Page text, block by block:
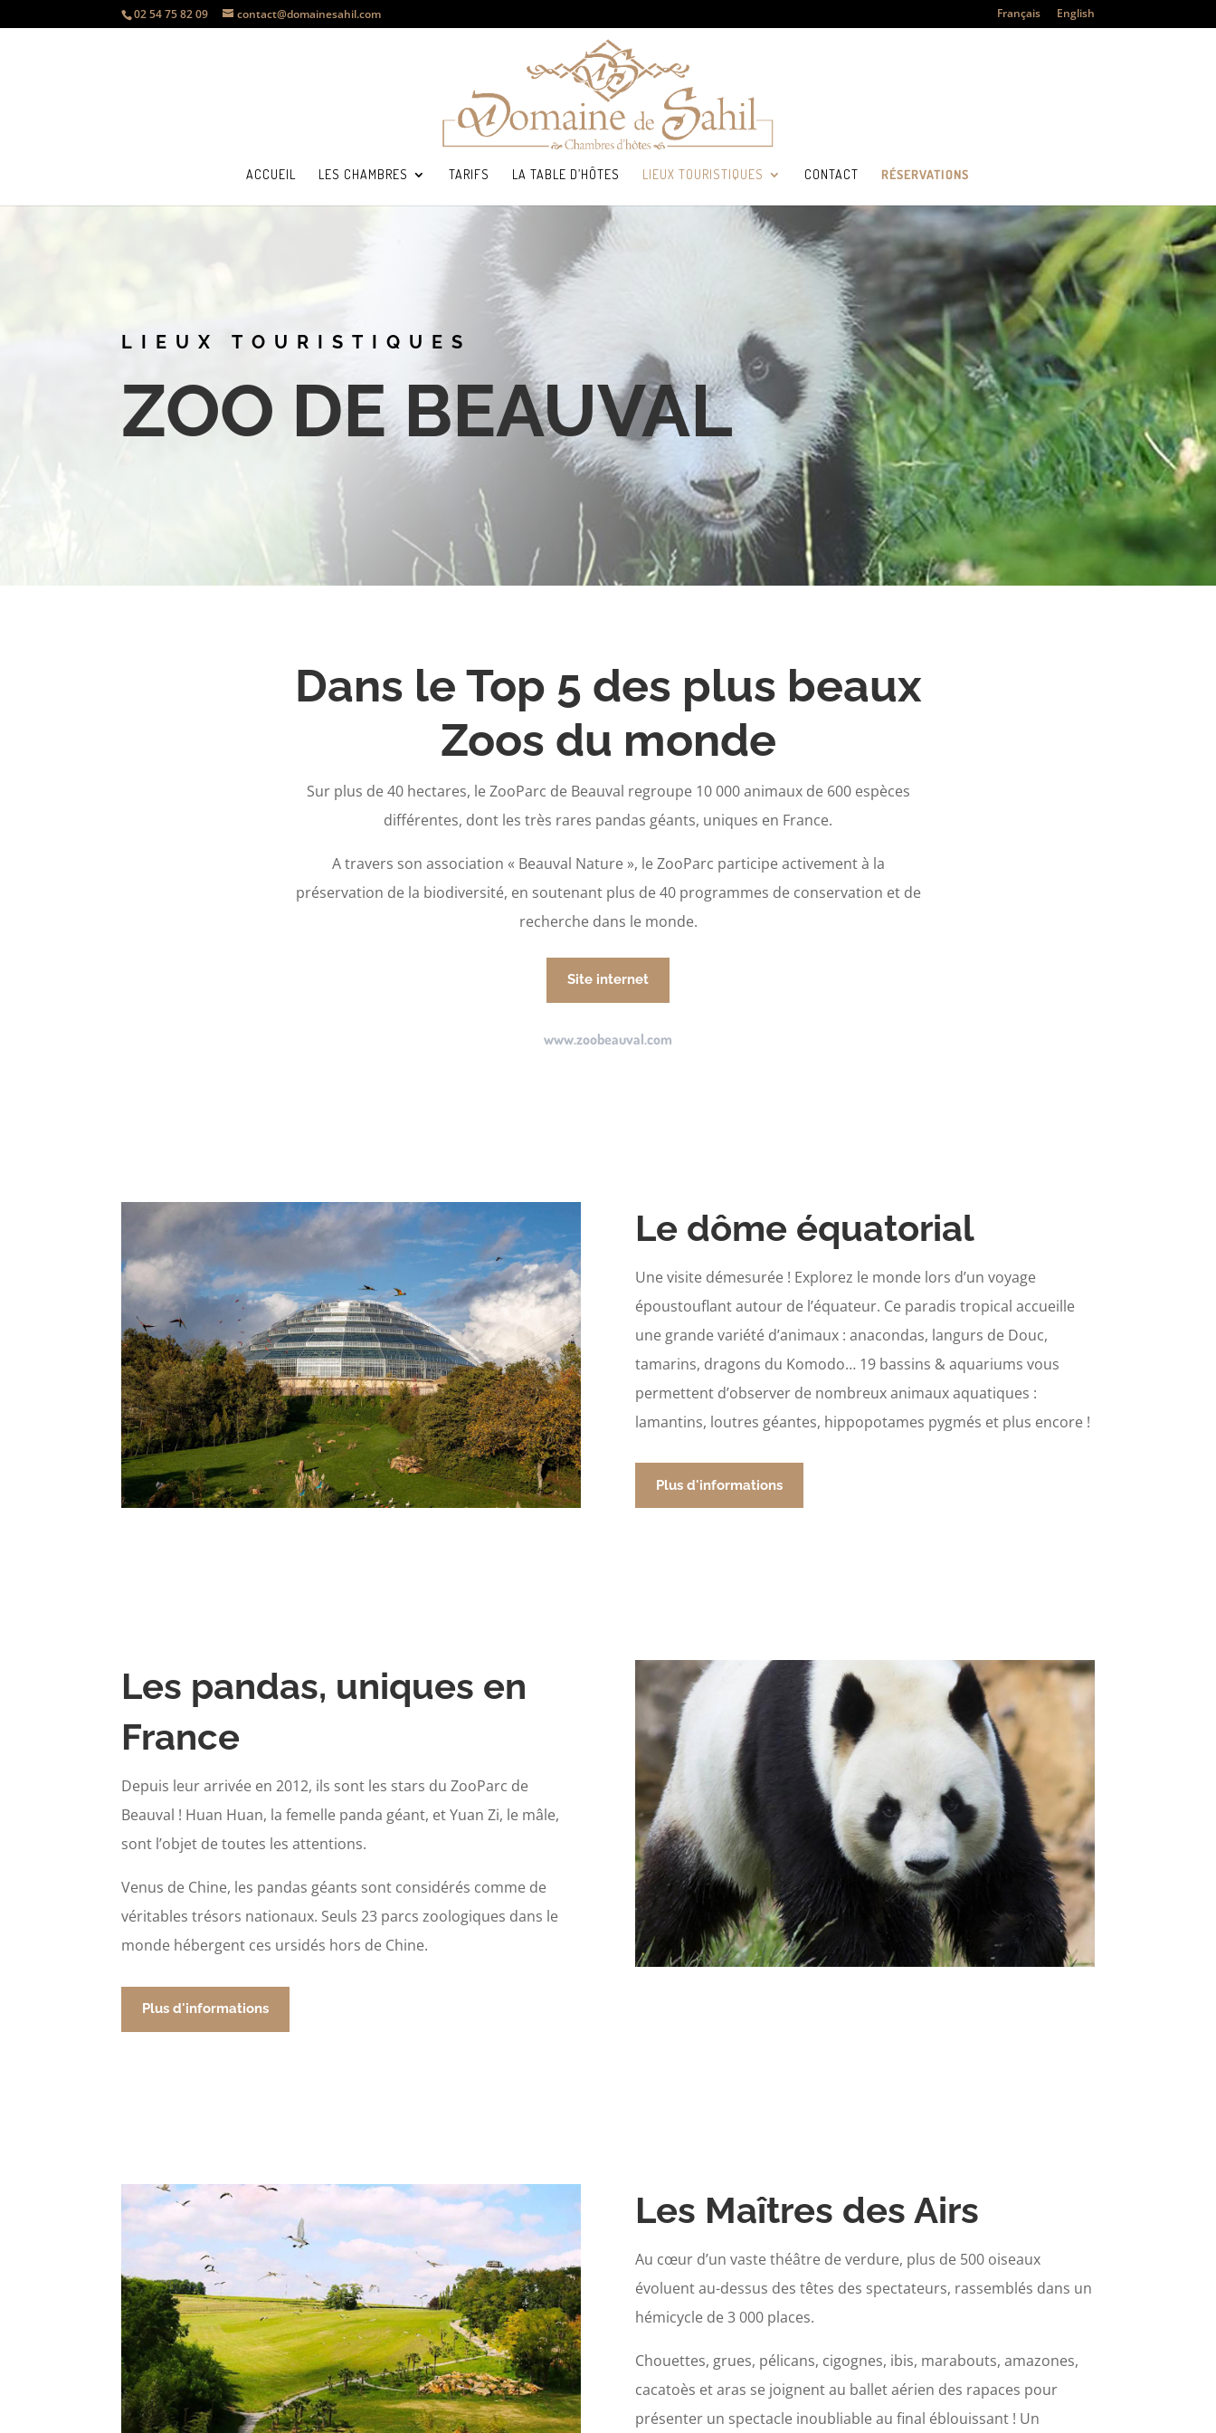
02 54 75 82 09 contact@domainesahil.com Français English
ACCUEIL LES CHAMBRES TARIFS LA TABLE D’HÔTES LIEUX TOURISTIQUES CONTACT RÉSERVATIONS
LIEUX TOURISTIQUES
ZOO DE BEAUVAL
Dans le Top 5 des plus beaux
Zoos du monde
Sur plus de 40 hectares, le ZooParc de Beauval regroupe 10 000 animaux de 600 espèces
différentes, dont les très rares pandas géants, uniques en France.
A travers son association « Beauval Nature », le ZooParc participe activement à la
préservation de la biodiversité, en soutenant plus de 40 programmes de conservation et de
recherche dans le monde.
Site internet
www.zoobeauval.com
Le dôme équatorial
Une visite démesurée ! Explorez le monde lors d’un voyage
époustouflant autour de l’équateur. Ce paradis tropical accueille
une grande variété d’animaux : anacondas, langurs de Douc,
tamarins, dragons du Komodo… 19 bassins & aquariums vous
permettent d’observer de nombreux animaux aquatiques :
lamantins, loutres géantes, hippopotames pygmés et plus encore !
Plus d'informations
Les pandas, uniques en
France
Depuis leur arrivée en 2012, ils sont les stars du ZooParc de
Beauval ! Huan Huan, la femelle panda géant, et Yuan Zi, le mâle,
sont l’objet de toutes les attentions.
Venus de Chine, les pandas géants sont considérés comme de
véritables trésors nationaux. Seuls 23 parcs zoologiques dans le
monde hébergent ces ursidés hors de Chine.
Plus d'informations
Les Maîtres des Airs
Au cœur d’un vaste théâtre de verdure, plus de 500 oiseaux
évoluent au-dessus des têtes des spectateurs, rassemblés dans un
hémicycle de 3 000 places.
Chouettes, grues, pélicans, cigognes, ibis, marabouts, amazones,
cacatoès et aras se joignent au ballet aérien des rapaces pour
présenter un spectacle inoubliable au final éblouissant ! Un